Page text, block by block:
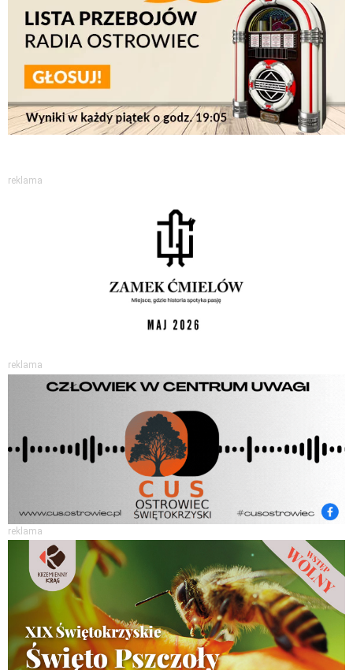
reklama
reklama
reklama